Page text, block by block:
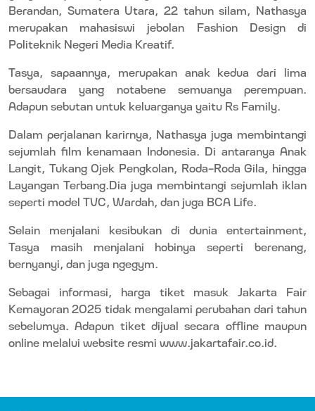
Berandan, Sumatera Utara, 22 tahun silam, Nathasya
merupakan mahasiswi jebolan Fashion Design di
Politeknik Negeri Media Kreatif.
Tasya, sapaannya, merupakan anak kedua dari lima
bersaudara yang notabenesemuanya perempuan.
Adapun sebutan untuk keluarganya yaitu Rs Family.
Dalam perjalanan karirnya, Nathasya juga membintangi
sejumlah film kenamaan Indonesia.
Di antaranya Anak
Langit, Tukang Ojek Pengkolan, Roda-Roda Gila, hingga
Layangan Terbang.Dia juga membintangi sejumlah iklan
seperti model TVC, Wardah, dan juga BCA Life.
Selain menjalani kesibukan di dunia entertainment,
Tasya masih menjalani hobinya seperti berenang,
bernyanyi, dan juga ngegym
Sebagai informasi, harga tiket masuk Jakarta Fair
Kemayoran 2025 tidak mengalami perubahan dari tahun
sebelumya. Adapun tiket dijual secara offline maupun
online melalui website resmi www.jakartafair.co.id.